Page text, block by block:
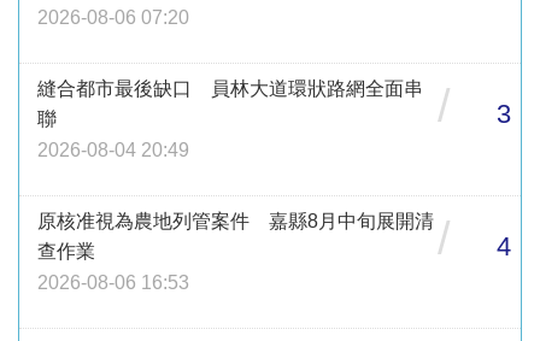
2026-08-06 07:20
縫合都市最後缺口 員林大道環狀路網全面串
聯
2026-08-04 20:49
/ 3
原核准視為農地列管案件 嘉縣8月中旬展開清
查作業
2026-08-06 16:53
/ 4